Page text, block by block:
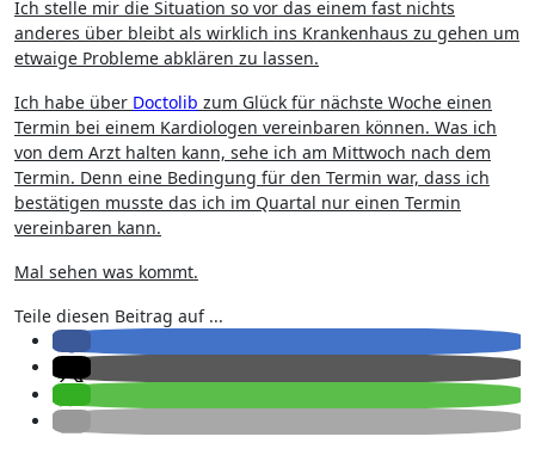
Ich stelle mir die Situation so vor das einem fast nichts
anderes über bleibt als wirklich ins Krankenhaus zu gehen um
etwaige Probleme abklären zu lassen.
Ich habe über Doctolib zum Glück für nächste Woche einen
Termin bei einem Kardiologen vereinbaren können. Was ich
von dem Arzt halten kann, sehe ich am Mittwoch nach dem
Termin. Denn eine Bedingung für den Termin war, dass ich
bestätigen musste das ich im Quartal nur einen Termin
vereinbaren kann.
Mal sehen was kommt.
Teile diesen Beitrag auf ...